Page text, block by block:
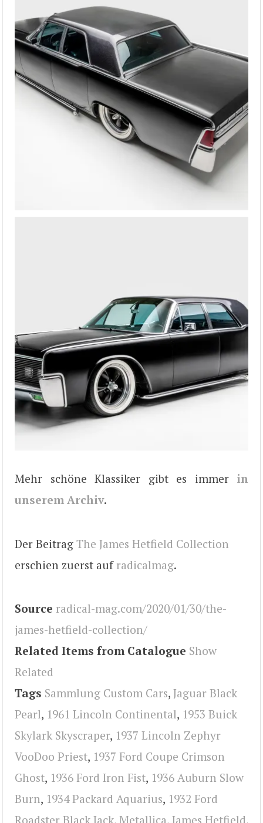
Mehr schöne Klassiker gibt es immer in
unserem Archiv.
Der Beitrag The James Hetfield Collection
erschien zuerst auf radicalmag.
Source radical-mag.com/2020/01/30/the-
james-hetfield-collection/
Related Items from Catalogue Show
Related
Tags Sammlung Custom Cars, Jaguar Black
Pearl, 1961 Lincoln Continental, 1953 Buick
Skylark Skyscraper, 1937 Lincoln Zephyr
VooDoo Priest, 1937 Ford Coupe Crimson
Ghost, 1936 Ford Iron Fist, 1936 Auburn Slow
Burn, 1934 Packard Aquarius, 1932 Ford
Roadster Black Jack, Metallica, James Hetfield,